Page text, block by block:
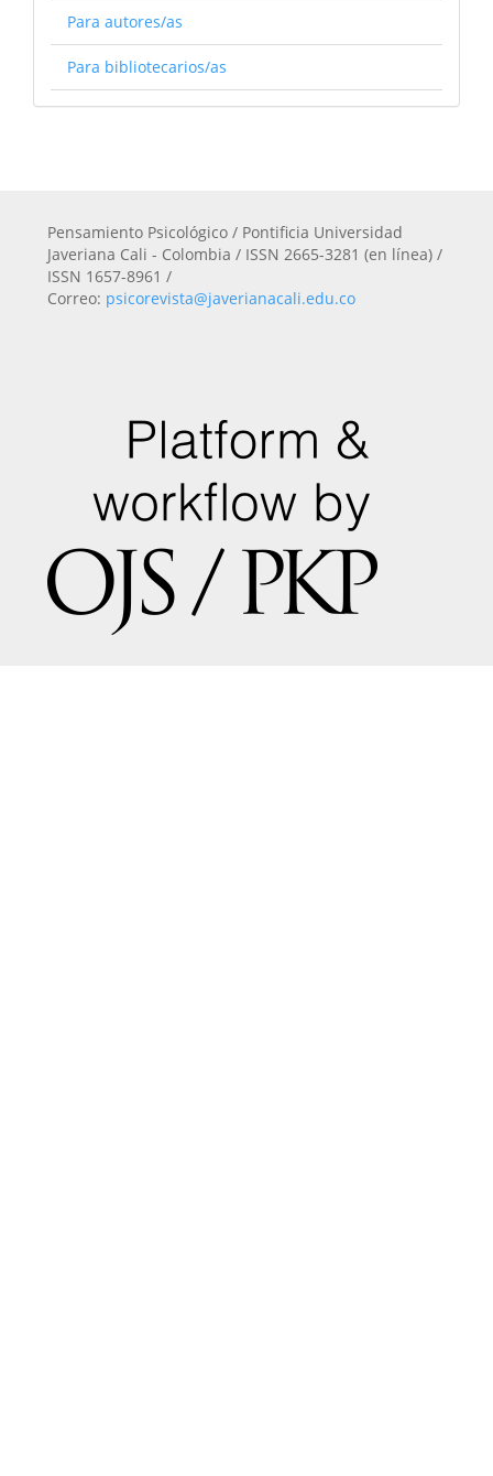
Para autores/as
Para bibliotecarios/as
Pensamiento Psicológico / Pontificia Universidad
Javeriana Cali - Colombia / ISSN 2665-3281 (en línea) /
ISSN 1657-8961 /
Correo: psicorevista@javerianacali.edu.co